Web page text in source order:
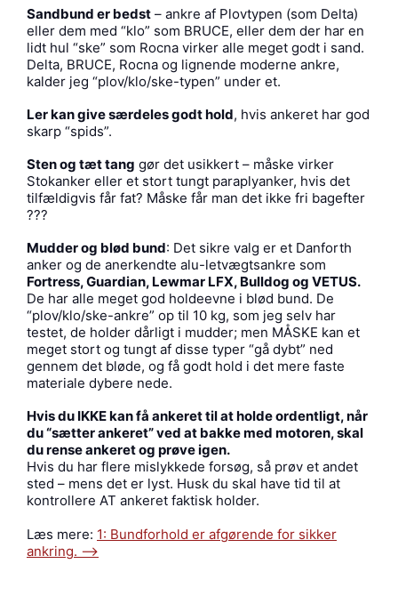
Sandbund er bedst – ankre af Plovtypen (som Delta)
eller dem med “klo” som BRUCE, eller dem der har en
lidt hul “ske” som Rocna virker alle meget godt i sand.
Delta, BRUCE, Rocna og lignende moderne ankre,
kalder jeg “plov/klo/ske-typen” under et.
Ler kan give særdeles godt hold, hvis ankeret har god
skarp “spids”.
Sten og tæt tang gør det usikkert – måske virker
Stokanker eller et stort tungt paraplyanker, hvis det
tilfældigvis får fat? Måske får man det ikke fri bagefter
???
Mudder og blød bund: Det sikre valg er et Danforth
anker og de anerkendte alu-letvægtsankre som
Fortress, Guardian, Lewmar LFX, Bulldog og VETUS.
De har alle meget god holdeevne i blød bund. De
“plov/klo/ske-ankre” op til 10 kg, som jeg selv har
testet, de holder dårligt i mudder; men MÅSKE kan et
meget stort og tungt af disse typer “gå dybt” ned
gennem det bløde, og få godt hold i det mere faste
materiale dybere nede.
Hvis du IKKE kan få ankeret til at holde ordentligt, når
du “sætter ankeret” ved at bakke med motoren, skal
du rense ankeret og prøve igen.
Hvis du har flere mislykkede forsøg, så prøv et andet
sted – mens det er lyst. Husk du skal have tid til at
kontrollere AT ankeret faktisk holder.
Læs mere: 1: Bundforhold er afgørende for sikker
ankring. —->